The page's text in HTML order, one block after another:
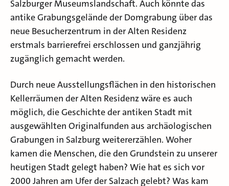
Salzburger Museumslandschaft. Auch könnte das
antike Grabungsgelände der Domgrabung über das
neue Besucherzentrum in der Alten Residenz
erstmals barrierefrei erschlossen und ganzjährig
zugänglich gemacht werden.
Durch neue Ausstellungsflächen in den historischen
Kellerräumen der Alten Residenz wäre es auch
möglich, die Geschichte der antiken Stadt mit
ausgewählten Originalfunden aus archäologischen
Grabungen in Salzburg weitererzählen. Woher
kamen die Menschen, die den Grundstein zu unserer
heutigen Stadt gelegt haben? Wie hat es sich vor
2000 Jahren am Ufer der Salzach gelebt? Was kam